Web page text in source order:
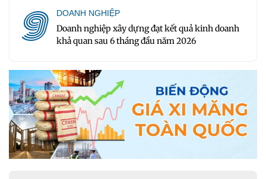
9 DOANH NGHIỆP
Doanh nghiệp xây dựng đạt kết quả kinh doanh
khả quan sau 6 tháng đầu năm 2026